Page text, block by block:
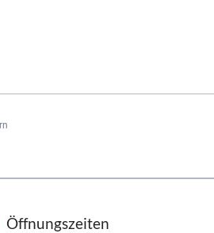
Öffnungszeiten